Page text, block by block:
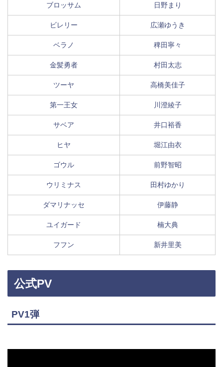
ブロッサム 日野まり
ビレリー 広瀬ゆうき
ベラノ 稗田寧々
金髪勇者 村田太志
ツーヤ 高橋美佳子
第一王女 川澄綾子
サベア 井口裕香
ヒヤ 堀江由衣
ゴウル 前野智昭
ウリミナス 田村ゆかり
ダマリナッセ 伊藤静
ユイガード 楠大典
フフン 新井里美
公式PV
PV1弾